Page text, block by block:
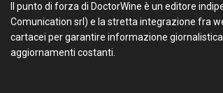
Il punto di forza di DoctorWine è un editore
Comunication srl) e la stretta integrazione fra
cartacei per garantire informazione
aggiornamenti costanti.